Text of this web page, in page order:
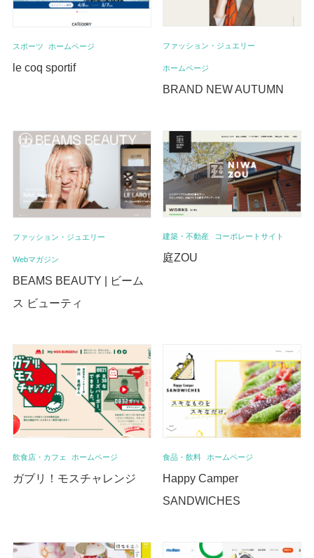
スポーツ ホームページ
le coq sportif
ファッション・ジュエリー
ホームページ
BRAND NEW AUTUMN
ファッション・ジュエリー
Webマガジン
BEAMS BEAUTY | ビーム
ス ビューティ
建築・不動産 コーポレートサイト
庭ZOU
飲食店・カフェ ホームページ
ガブリ！モスチャレンジ
食品・飲料 ホームページ
Happy Camper
SANDWICHES